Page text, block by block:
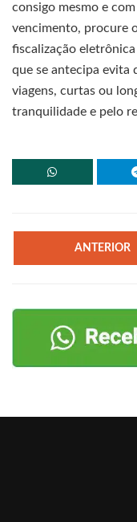
consigo mesmo e
vencimento, procure
fiscalização
que se antecipa evita
viagens, curtas ou
tranquilidade e pelo
ANTERIOR